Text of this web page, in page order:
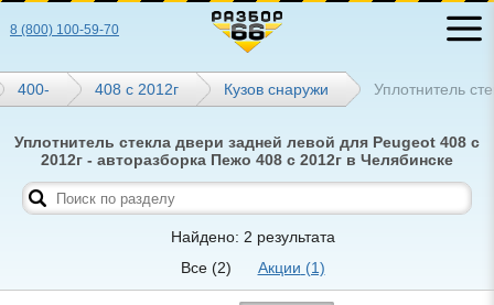
8 (800) 100-59-70
400- 408 с 2012г Кузов снаружи Уплотнитель
Уплотнитель стекла двери задней левой для Peugeot 408 с
2012г - авторазборка Пежо 408 с 2012г в Челябинске
Найдено: 2 результата
Все (2) Акции (1)